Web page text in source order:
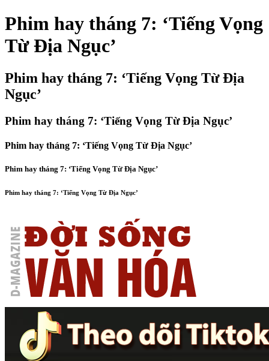
Phim hay tháng 7: ‘Tiếng Vọng
Từ Địa Ngục’
Phim hay tháng 7: ‘Tiếng Vọng Từ Địa
Ngục’
Phim hay tháng 7: ‘Tiếng Vọng Từ Địa Ngục’
Phim hay tháng 7: ‘Tiếng Vọng Từ Địa Ngục’
Phim hay tháng 7: ‘Tiếng Vọng Từ Địa Ngục’
Phim hay tháng 7: ‘Tiếng Vọng Từ Địa Ngục’